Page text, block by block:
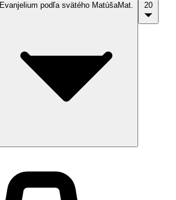
Evanjelium podľa svätého MatúšaMat.